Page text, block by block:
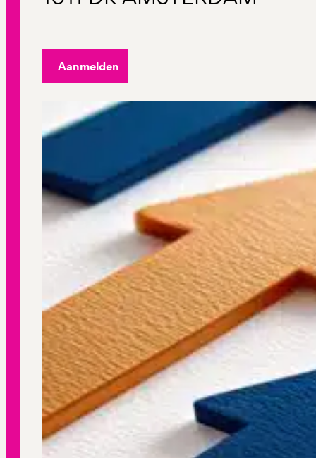
Aanmelden